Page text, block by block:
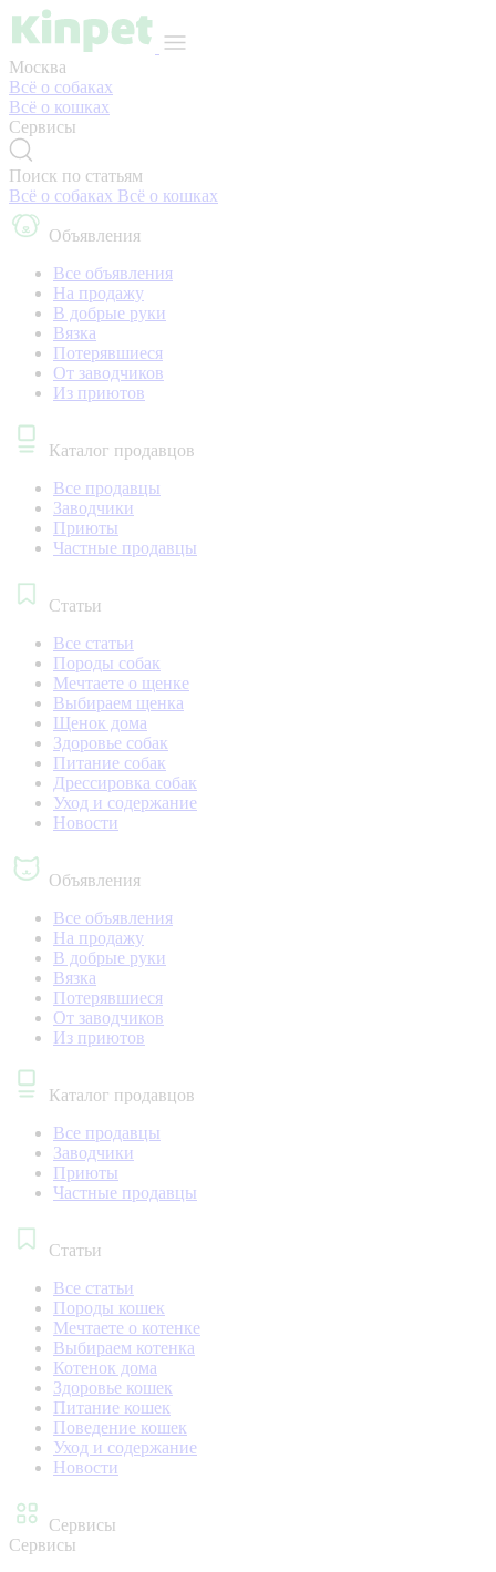
Москва
Всё о собаках
Всё о кошках
Сервисы
Поиск по статьям
Всё о собаках Всё о кошках
Объявления
Все объявления
На продажу
В добрые руки
Вязка
Потерявшиеся
От заводчиков
Из приютов
Каталог продавцов
Все продавцы
Заводчики
Приюты
Частные продавцы
Статьи
Все статьи
Породы собак
Мечтаете о щенке
Выбираем щенка
Щенок дома
Здоровье собак
Питание собак
Дрессировка собак
Уход и содержание
Новости
Объявления
Все объявления
На продажу
В добрые руки
Вязка
Потерявшиеся
От заводчиков
Из приютов
Каталог продавцов
Все продавцы
Заводчики
Приюты
Частные продавцы
Статьи
Все статьи
Породы кошек
Мечтаете о котенке
Выбираем котенка
Котенок дома
Здоровье кошек
Питание кошек
Поведение кошек
Уход и содержание
Новости
Сервисы
Сервисы